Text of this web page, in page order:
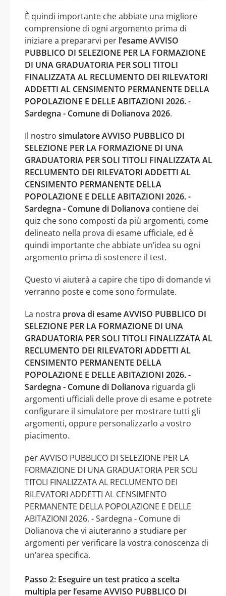
È quindi importante che abbiate una migliore
comprensione di ogni argomento prima di
iniziare a prepararvi per l’esame AVVISO
PUBBLICO DI SELEZIONE PER LA FORMAZIONE
DI UNA GRADUATORIA PER SOLI TITOLI
FINALIZZATA AL RECLUMENTO DEI RILEVATORI
ADDETTI AL CENSIMENTO PERMANENTE DELLA
POPOLAZIONE E DELLE ABITAZIONI 2026. -
Sardegna - Comune di Dolianova 2026.
Il nostro simulatore AVVISO PUBBLICO DI
SELEZIONE PER LA FORMAZIONE DI UNA
GRADUATORIA PER SOLI TITOLI FINALIZZATA AL
RECLUMENTO DEI RILEVATORI ADDETTI AL
CENSIMENTO PERMANENTE DELLA
POPOLAZIONE E DELLE ABITAZIONI 2026. -
Sardegna - Comune di Dolianova contiene dei
quiz che sono composti da più argomenti, come
delineato nella prova di esame ufficiale, ed è
quindi importante che abbiate un’idea su ogni
argomento prima di sostenere il test.
Questo vi aiuterà a capire che tipo di domande vi
verranno poste e come sono formulate.
La nostra prova di esame AVVISO PUBBLICO DI
SELEZIONE PER LA FORMAZIONE DI UNA
GRADUATORIA PER SOLI TITOLI FINALIZZATA AL
RECLUMENTO DEI RILEVATORI ADDETTI AL
CENSIMENTO PERMANENTE DELLA
POPOLAZIONE E DELLE ABITAZIONI 2026. -
Sardegna - Comune di Dolianova riguarda gli
argomenti ufficiali delle prove di esame e potrete
configurare il simulatore per mostrare tutti gli
argomenti, oppure personalizzarlo a vostro
piacimento.
per AVVISO PUBBLICO DI SELEZIONE PER LA
FORMAZIONE DI UNA GRADUATORIA PER SOLI
TITOLI FINALIZZATA AL RECLUMENTO DEI
RILEVATORI ADDETTI AL CENSIMENTO
PERMANENTE DELLA POPOLAZIONE E DELLE
ABITAZIONI 2026. - Sardegna - Comune di
Dolianova che vi aiuteranno a studiare per
argomenti per verificare la vostra conoscenza di
un’area specifica.
Passo 2: Eseguire un test pratico a scelta
multipla per l’esame AVVISO PUBBLICO DI